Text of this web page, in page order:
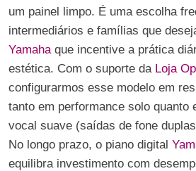
um painel limpo. É uma escolha
intermediários e famílias que
Yamahaque incentive a prática
estética. Com o suporte daLoja
configurarmos esse modelo em
tanto em performance solo quanto
vocal suave (saídas de fone
No longo prazo, o piano digital
equilibra investimento com